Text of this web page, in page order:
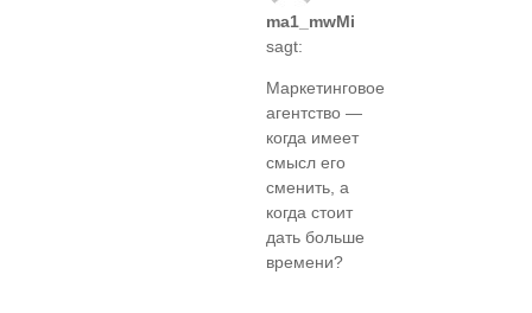
ma1_mwMi
sagt:
Маркетинговое
агентство —
когда имеет
смысл его
сменить, а
когда стоит
дать больше
времени?